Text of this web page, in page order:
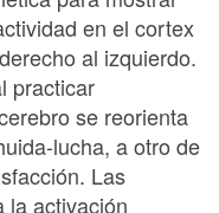
en el cortex
al izquierdo.
practicar
se reorienta
lucha, a otro de
Las
la activación